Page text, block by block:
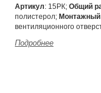
Артикул: 15РК; Общий
полистерол;
вентиляционного
Подробнее